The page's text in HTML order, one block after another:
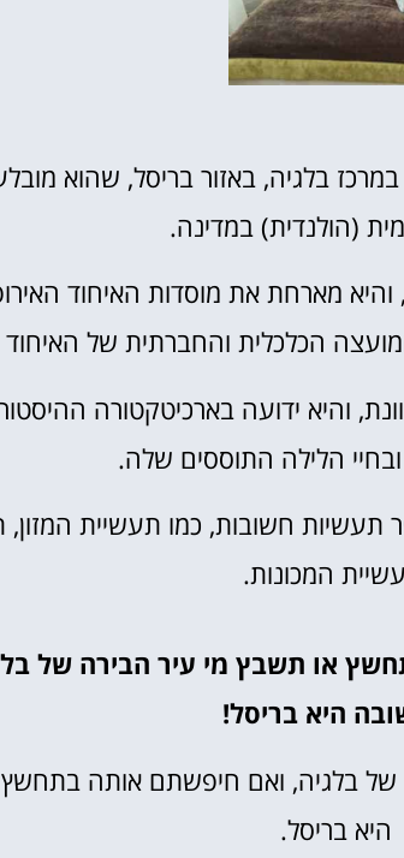
בלגיה, באזור בריסל, שהוא
(הולנדית) במדינה.
והיא מארחת את מוסדות האיחוד
הכלכלית והחברתית של האיחוד
והיא ידועה בארכיטקטורה
הלילה התוססים שלה.
תעשיות חשובות, כמו תעשיית
המכונות.
או תשבץ מי עיר הבירה של
היא בריסל!
של בלגיה, ואם חיפשתם אותה
היא בריסל.